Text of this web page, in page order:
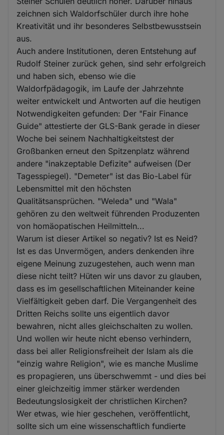
zeichnen sich Waldorfschüler durch ihre hohe
Kreativität und ihr besonderes Selbstbewusstsein
aus.
Auch andere Institutionen, deren Entstehung auf
Rudolf Steiner zurück gehen, sind sehr erfolgreich
und haben sich, ebenso wie die
Waldorfpädagogik, im Laufe der Jahrzehnte
weiter entwickelt und Antworten auf die heutigen
Notwendigkeiten gefunden: Der "Fair Finance
Guide" attestierte der GLS-Bank gerade in dieser
Woche bei seinem Nachhaltigkeitstest der
Großbanken erneut den Spitzenplatz während
andere "inakzeptable Defizite" aufweisen (Der
Tagesspiegel). "Demeter" ist das Bio-Label für
Lebensmittel mit den höchsten
Qualitätsansprüchen. "Weleda" und "Wala"
gehören zu den weltweit führenden Produzenten
von homäopatischen Heilmitteln...
Warum ist dieser Artikel so negativ? Ist es Neid?
Ist es das Unvermögen, anders denkenden ihre
eigene Meinung zuzugestehen, auch wenn man
diese nicht teilt? Hüten wir uns davor zu glauben,
dass es im gesellschaftlichen Miteinander keine
Vielfältigkeit geben darf. Die Vergangenheit des
Dritten Reichs sollte uns eigentlich davor
bewahren, nicht alles gleichschalten zu wollen.
Und wollen wir heute nicht ebenso verhindern,
dass bei aller Religionsfreiheit der Islam als die
"einzig wahre Religion", wie es manche Muslime
es propagieren, uns überschwemmt - und dies bei
einer gleichzeitig immer stärker werdenden
Bedeutungslosigkeit der christlichen Kirchen?
Wer etwas, wie hier geschehen, veröffentlicht,
sollte sich um eine wissenschaftlich fundierte